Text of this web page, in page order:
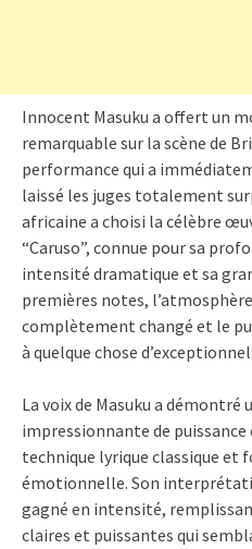
Innocent Masuku a offert un
remarquable sur la scène de
performance qui a
laissé les juges totalement
africaine a choisi la célèbre
“Caruso”, connue pour sa
intensité dramatique et sa
premières notes,
complètement changé et le
à quelque chose d’exceptionnel.
La voix de Masuku a démontré
impressionnante de
technique lyrique classique et
émotionnelle. Son
gagné en intensité,
claires et puissantes qui